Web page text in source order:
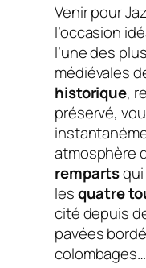
Venir pour
l’occasion
l’une des
médiévales
historique,
préservé,
atmosphère
remparts
lesquatre
cité depuis
pavées